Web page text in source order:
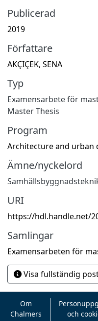
Publicerad
2019
Författare
AKÇIÇEK, SENA
Typ
Examensarbete för
Master Thesis
Program
Architecture and urban
Ämne/nyckelord
URI
https://hdl.handle.net/
Samlingar
Examensarbeten för
Visa fullständig
Om
Chalmers
och